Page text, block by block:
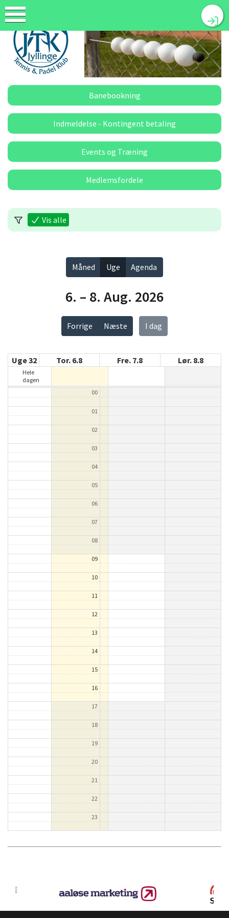
Banebookning
Indmeldelse - Kontingent betaling
Events og Træning
Medlemsfordele
Vis alle
Forrige Næste I dag
6. – 8. Aug. 2026
Måned Uge Agenda
Uge 32 Tor. 6.8 Fre. 7.8 Lør. 8.8
Hele
dagen
00
01
02
03
04
05
06
07
08
09
10
11
12
13
14
15
16
17
18
19
20
21
22
23